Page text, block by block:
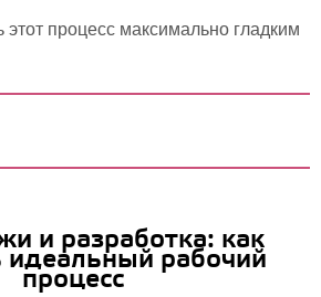
этот процесс максимально гладким
и разработка: как
идеальный рабочий
процесс